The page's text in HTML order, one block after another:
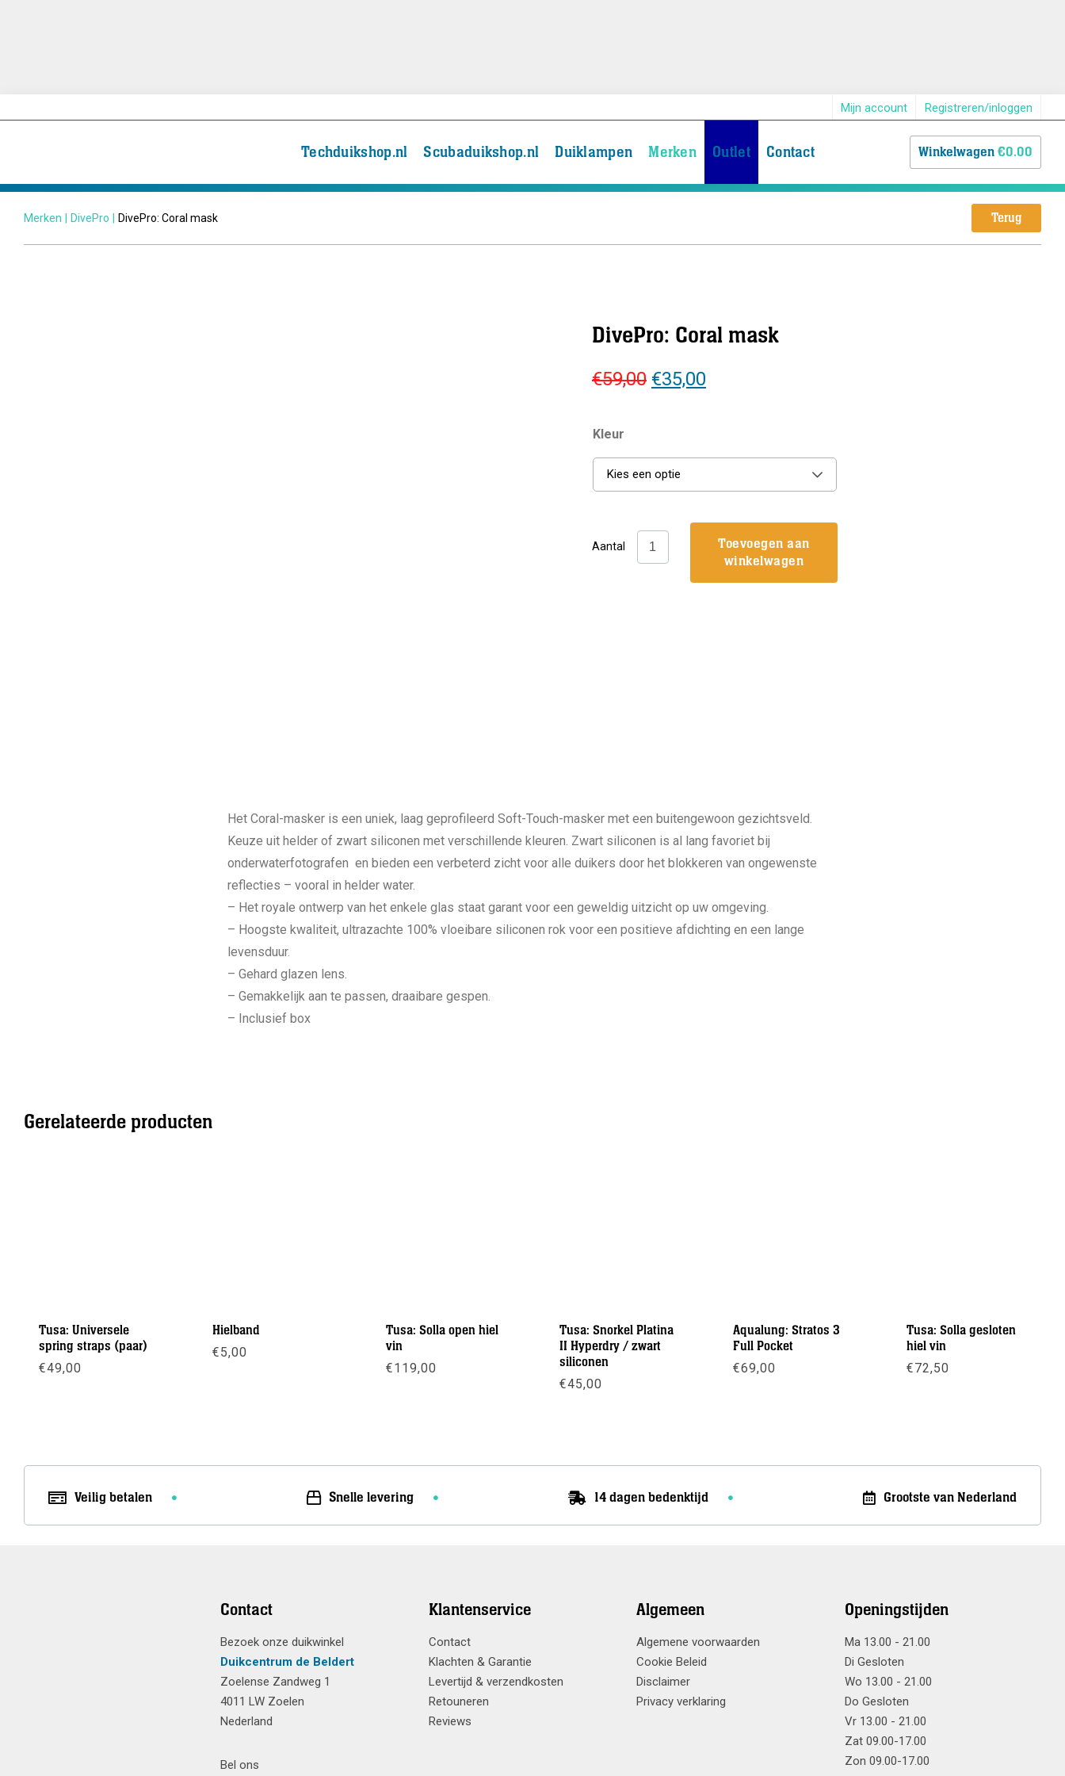
Mijn account Registreren/inloggen
Techduikshop.nl Scubaduikshop.nl Duiklampen Merken Outlet Contact Winkelwagen€0.00
Merken DivePro DivePro: Coral mask Terug
DivePro: Coral mask
€59,00 Oorspronkelijke
€35,00Huidige
Kleur
Kies een optie
Aantal
DivePro:
Coral
Toevoegen aan
winkelwagen
Het Coral-masker is een uniek, laag geprofileerd Soft-Touch-masker met een buitengewoon gezichtsveld.
Keuze uit helder of zwart siliconen met verschillende kleuren. Zwart siliconen is al lang favoriet bij
onderwaterfotografen en bieden een verbeterd zicht voor alle duikers door het blokkeren van ongewenste
reflecties – vooral in helder water.
– Het royale ontwerp van het enkele glas staat garant voor een geweldig uitzicht op uw omgeving.
– Hoogste kwaliteit, ultrazachte 100% vloeibare siliconen rok voor een positieve afdichting en een lange
levensduur.
– Gehard glazen lens.
– Gemakkelijk aan te passen, draaibare gespen.
– Inclusief box
Gerelateerde producten
Tusa: Universele
spring straps (paar)
€49,00
Hielband
€5,00
Tusa: Solla open hiel
vin
€119,00
Tusa: Snorkel Platina
II Hyperdry / zwart
siliconen
€45,00
Aqualung: Stratos 3
Full Pocket
€69,00
Tusa: Solla gesloten
hiel vin
€72,50
Veilig betalen Snelle levering 14 dagen bedenktijd Grootste van Nederland
Contact
Bezoek onze duikwinkel
Duikcentrum de Beldert
Zoelense Zandweg 1
4011 LW Zoelen
Nederland
Bel ons
Klantenservice
Contact
Klachten & Garantie
Levertijd & verzendkosten
Retouneren
Reviews
Algemeen
Algemene voorwaarden
Cookie Beleid
Disclaimer
Privacy verklaring
Openingstijden
Ma 13.00 - 21.00
Di Gesloten
Wo 13.00 - 21.00
Do Gesloten
Vr 13.00 - 21.00
Zat 09.00-17.00
Zon 09.00-17.00